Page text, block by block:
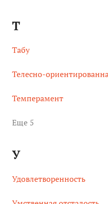
Т
Табу
Телесно-
Темперамент
Eще 5
У
Удовлетворенность